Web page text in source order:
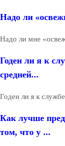
Надо ли
Надо ли мне
Годен ли я к
средней...
Годен ли я к
Как лучше
том, что у ...